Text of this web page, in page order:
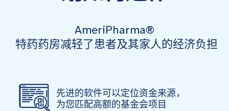
AmeriPharma®
特药药房减轻了患者及其家人的经济负担
先进的软件可以定位资金来源，
为您匹配高额的基金会项目